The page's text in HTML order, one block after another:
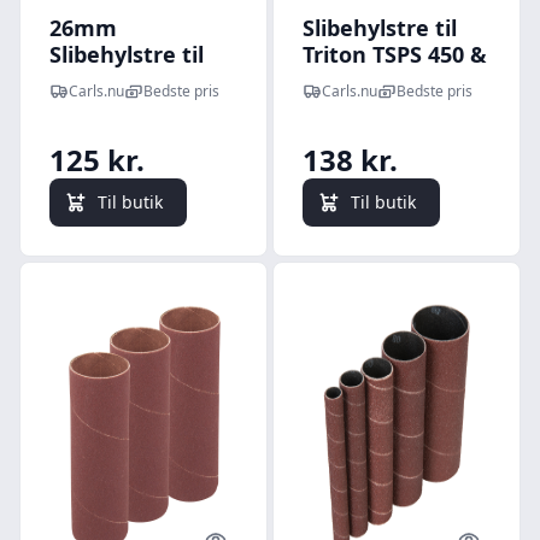
26mm
Slibehylstre til
Triton TSPS 450
Spindelpudser
Carls.nu Bedste pris
125 kr.
Til butik
Slibehylstre til
Triton TSPS 450 &
SCHEPPACH
OSM100 450W
6-Pak (Alle
størrelser) Korn
P60
Carls.nu Bedste pris
138 kr.
Til butik